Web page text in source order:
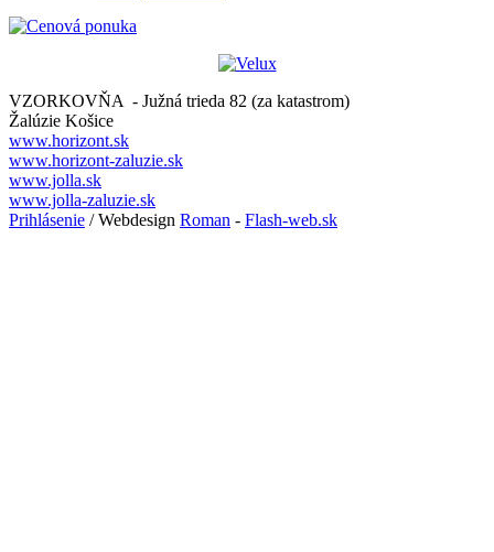
VZORKOVŇA - Južná trieda 82 (za katastrom)
Žalúzie Košice
www.horizont.sk
www.horizont-zaluzie.sk
www.jolla.sk
www.jolla-zaluzie.sk
Prihlásenie / Webdesign Roman - Flash-web.sk